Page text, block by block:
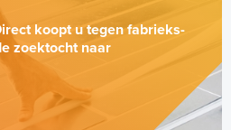
koopt u tegen fabrieks-
zoektocht naar